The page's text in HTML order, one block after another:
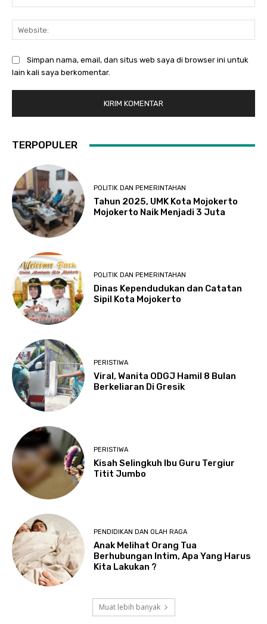
Simpan nama, email, dan situs web saya di browser ini untuk
lain kali saya berkomentar.
TERPOPULER
POLITIK DAN PEMERINTAHAN
Tahun 2025, UMK Kota Mojokerto
Mojokerto Naik Menjadi 3 Juta
POLITIK DAN PEMERINTAHAN
Dinas Kependudukan dan Catatan
Sipil Kota Mojokerto
PERISTIWA
Viral, Wanita ODGJ Hamil 8 Bulan
Berkeliaran Di Gresik
PERISTIWA
Kisah Selingkuh Ibu Guru Tergiur
Titit Jumbo
PENDIDIKAN DAN OLAH RAGA
Anak Melihat Orang Tua
Berhubungan Intim, Apa Yang Harus
Kita Lakukan ?
Muat lebih banyak